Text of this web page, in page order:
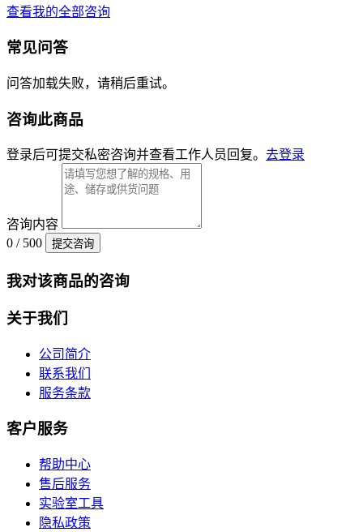
查看我的全部咨询
常见问答
问答加载失败，请稍后重试。
咨询此商品
登录后可提交私密咨询并查看工作人员回复。 去登录
咨询内容
0 / 500
提交咨询
我对该商品的咨询
关于我们
公司简介
联系我们
服务条款
客户服务
帮助中心
售后服务
实验室工具
隐私政策